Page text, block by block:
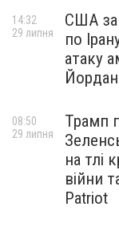
США
по
атаку
14:32
29 липня
Трамп
на тлі
війни
Patriot
08:50
29 липня